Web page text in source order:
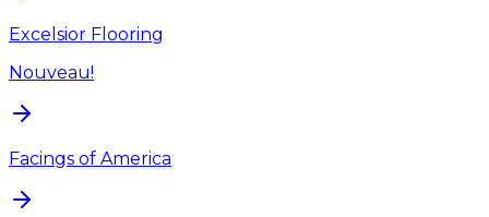
Excelsior Flooring
Nouveau!
Facings of America